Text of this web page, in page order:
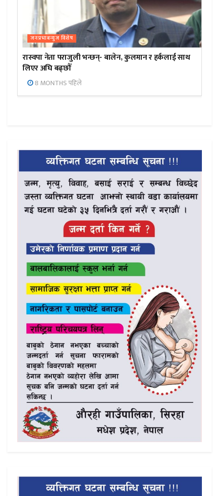
जनप्रभाबन्युज विशेष
रास्वपा नेता पराजुली भन्छन्- बालेन, कुलमान र हर्कलाई साथ
लिएर अघि बढ्छौँ
8 MONTHS पहिले